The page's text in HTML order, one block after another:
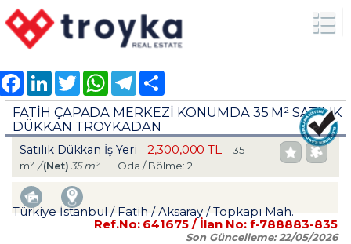
FacebookLinkedInTwitter WhatsAppTelegram
FATİH ÇAPADA MERKEZİ KONUMDA 35 M² SATILIK
DÜKKAN TROYKADAN
Satılık Dükkan İş Yeri 2,300,000 TL
35
m² /(Net)35 m² Oda / Bölme: 2
Türkiye İstanbul / Fatih / Aksaray / Topkapı Mah.
Ref.No: 641675 / İlan No: f-788883-835
Son Güncelleme:22/05/2026